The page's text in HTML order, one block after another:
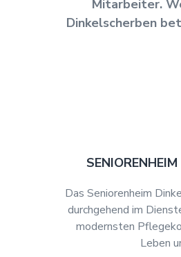
Mitarbeiter.
Dinkelscherben
Das Seniorenheim
durchgehend im
modernsten
Leben